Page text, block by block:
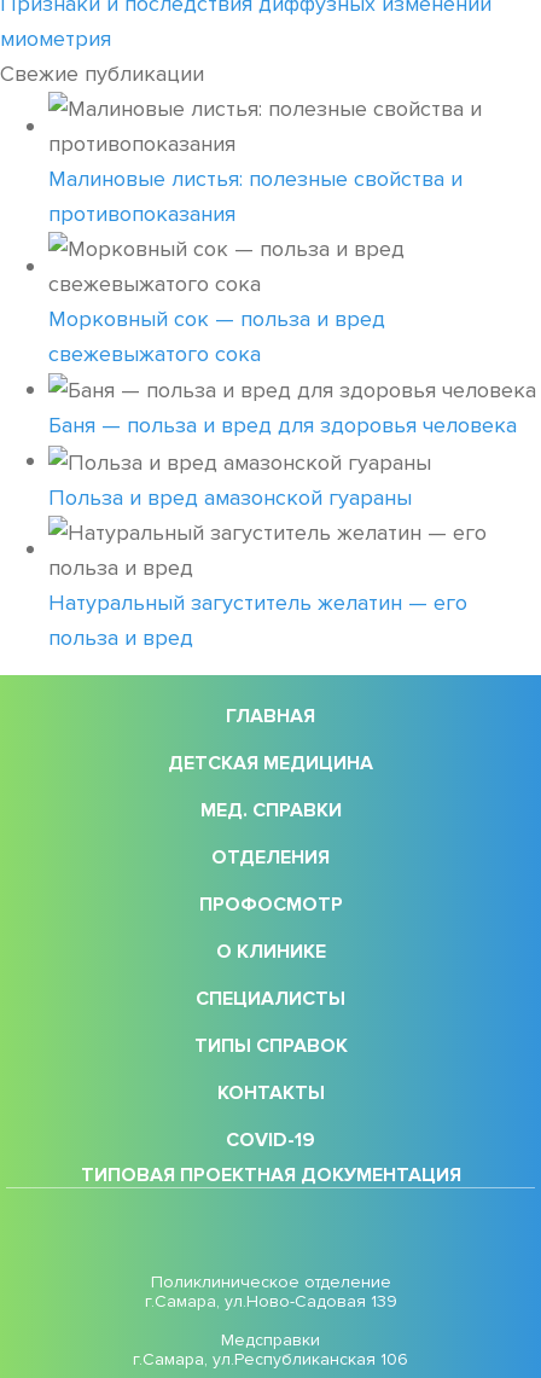
миометрия
Свежие публикации
Малиновые листья: полезные свойства и
противопоказания
Морковный сок — польза и вред
свежевыжатого сока
Баня — польза и вред для здоровья человека
Польза и вред амазонской гуараны
Натуральный загуститель желатин — его
польза и вред
ГЛАВНАЯ
ДЕТСКАЯ МЕДИЦИНА
МЕД. СПРАВКИ
ОТДЕЛЕНИЯ
ПРОФОСМОТР
О КЛИНИКЕ
СПЕЦИАЛИСТЫ
ТИПЫ СПРАВОК
КОНТАКТЫ
COVID-19
ТИПОВАЯ ПРОЕКТНАЯ ДОКУМЕНТАЦИЯ
Поликлиническое отделение
г.Самара, ул.Ново-Садовая 139
Медсправки
г.Самара, ул.Республиканская 106